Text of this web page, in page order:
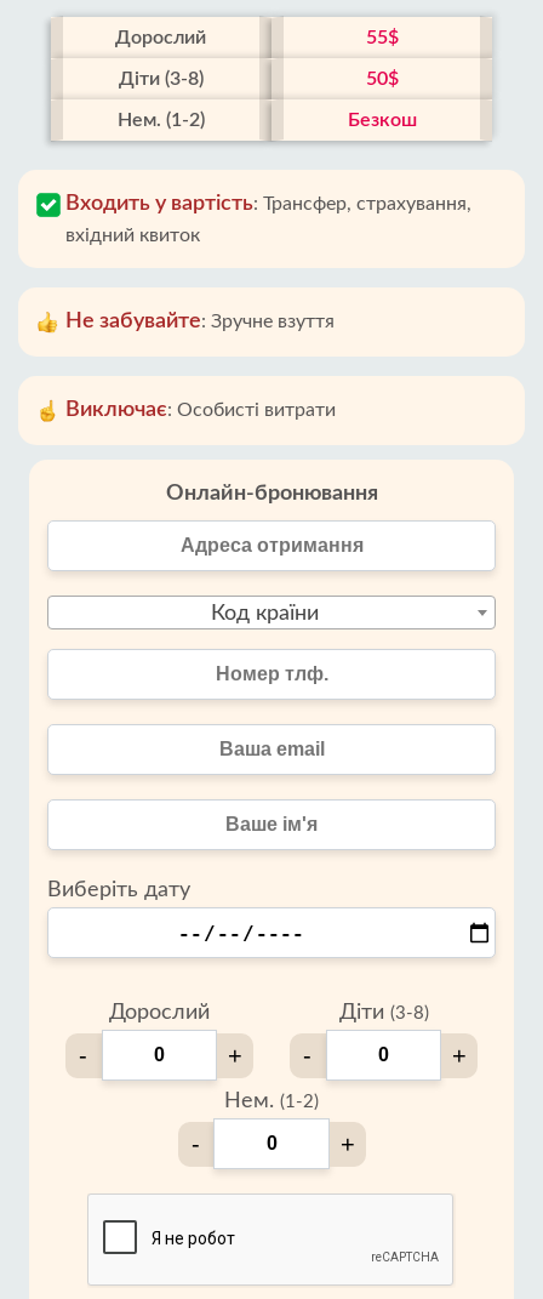
Дорослий 55$
Діти (3-8) 50$
Нем. (1-2) Безкош
Входить у вартість: Трансфер, страхування,
вхідний квиток
Не забувайте: Зручне взуття
Виключає: Особисті витрати
Онлайн-бронювання
Код країни
Виберіть дату
Дорослий
- +
Діти (3-8)
- +
Нем. (1-2)
- +